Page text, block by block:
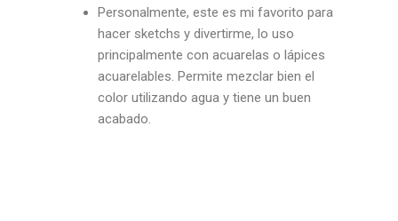
Personalmente, este es mi favorito para
hacer sketchs y divertirme, lo uso
principalmente con acuarelas o lápices
acuarelables. Permite mezclar bien el
color utilizando agua y tiene un buen
acabado.